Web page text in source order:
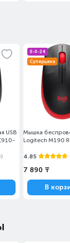
USB
0-0-24
Суперцена
Мышка
Logitech M190
4.85
7 890 ₸
В